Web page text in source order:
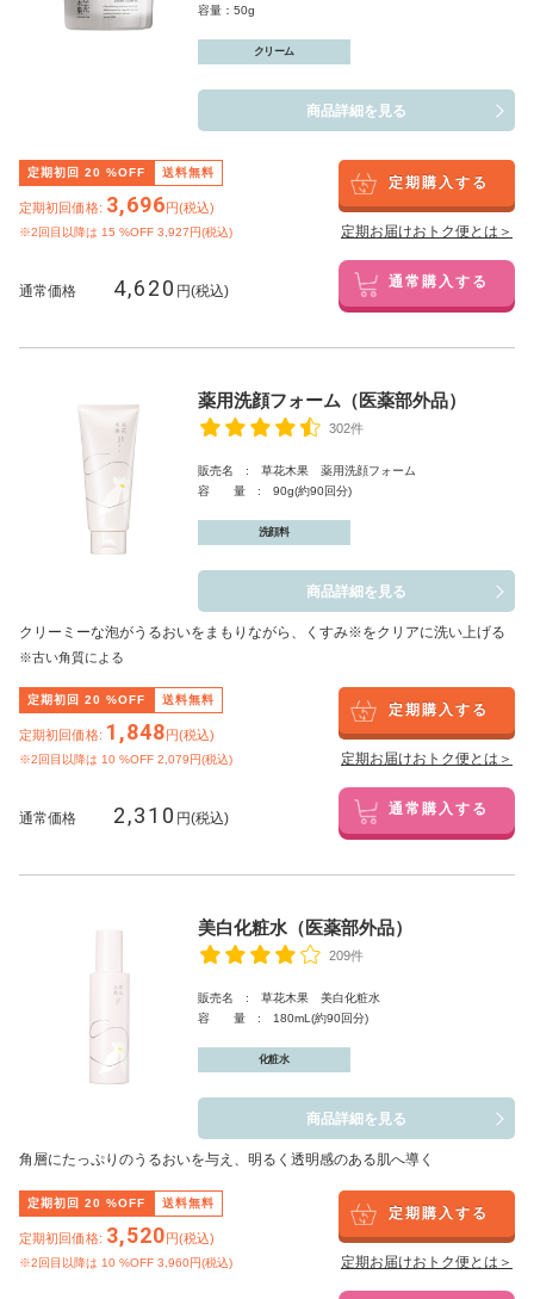
容量：50g
クリーム
商品詳細を見る
定期初回 20 %OFF 送料無料
定期初回価格: 3,696円(税込)
※2回目以降は 15 %OFF 3,927円(税込)
定期購入する
定期お届けおトク便とは＞
通常価格 4,620 円(税込) 通常購入する
薬用洗顔フォーム（医薬部外品）
302件
販売名 : 草花木果 薬用洗顔フォーム
容 量 : 90g(約90回分)
洗顔料
商品詳細を見る
クリーミーな泡がうるおいをまもりながら、くすみ※をクリアに洗い上げる
※古い角質による
定期初回 20 %OFF 送料無料
定期初回価格: 1,848円(税込)
※2回目以降は 10 %OFF 2,079円(税込)
定期購入する
定期お届けおトク便とは＞
通常価格 2,310 円(税込) 通常購入する
美白化粧水（医薬部外品）
209件
販売名 : 草花木果 美白化粧水
容 量 : 180mL(約90回分)
化粧水
商品詳細を見る
角層にたっぷりのうるおいを与え、明るく透明感のある肌へ導く
定期初回 20 %OFF 送料無料
定期初回価格: 3,520円(税込)
※2回目以降は 10 %OFF 3,960円(税込)
定期購入する
定期お届けおトク便とは＞